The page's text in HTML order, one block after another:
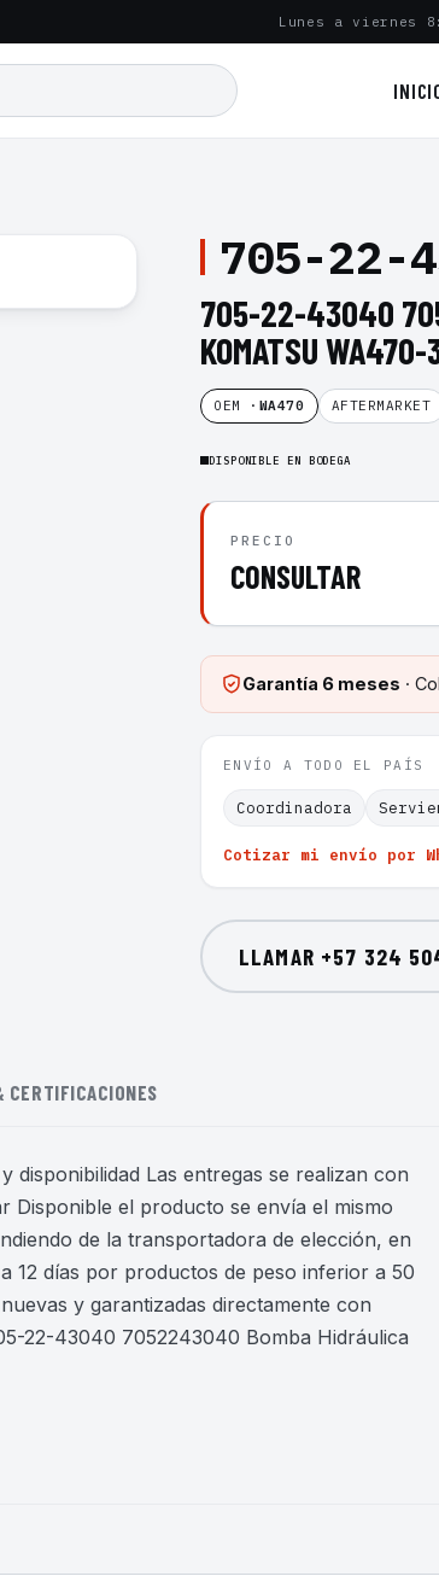
Lunes a viernes
705-22-
705-22-43040
KOMATSU WA470-
OEM · WA470 AFTERMARKET
DISPONIBLE EN BODEGA
PRECIO
CONSULTAR
Garantía 6 meses ·
ENVÍO A TODO EL PAÍS
Coordinadora
Cotizar mi envío por
LLAMAR +57 324
CERTIFICACIONES
disponibilidad Las entregas se realizan con
Disponible el producto se envía el mismo
de la transportadora de elección, en
12 días por productos de peso inferior a 50
y garantizadas directamente con
22-43040 7052243040 Bomba Hidráulica